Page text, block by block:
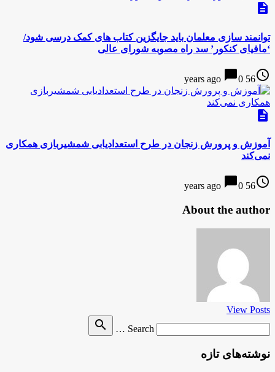
description
توانمند سازی معلمان باید جایگزین کتاب های کمک درسی شود/
‘مافیای کنکور’ سد راه مصوبه شورای عالی
access_time
56 years ago
chat_bubble0
description
آموزش و پرورش زنجان در طرح استعدادیابی شمشیربازی همکاری
نمی‌کند
access_time
56 years ago
chat_bubble0
About the author
View Posts
Search …
search
نوشته‌های تازه